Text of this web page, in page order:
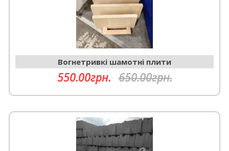
Вогнетривкі шамотні плити
550.00грн. 650.00грн.